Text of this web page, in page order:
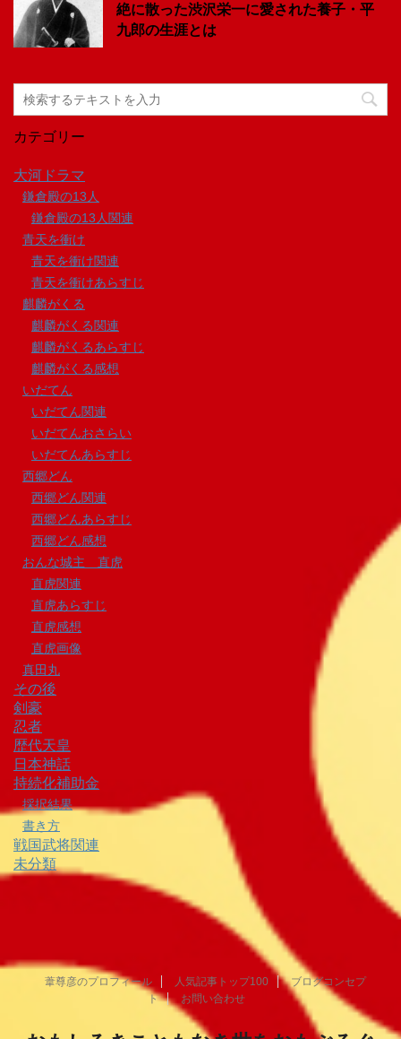
絶に散った渋沢栄一に愛された養子・平
九郎の生涯とは
カテゴリー
大河ドラマ
鎌倉殿の13人
鎌倉殿の13人関連
青天を衝け
青天を衝け関連
青天を衝けあらすじ
麒麟がくる
麒麟がくる関連
麒麟がくるあらすじ
麒麟がくる感想
いだてん
いだてん関連
いだてんおさらい
いだてんあらすじ
西郷どん
西郷どん関連
西郷どんあらすじ
西郷どん感想
おんな城主 直虎
直虎関連
直虎あらすじ
直虎感想
直虎画像
真田丸
その後
剣豪
忍者
歴代天皇
日本神話
持続化補助金
採択結果
書き方
戦国武将関連
未分類
葦尊彦のプロフィール 人気記事トップ100
ブログコンセプ
ト
お問い合わせ